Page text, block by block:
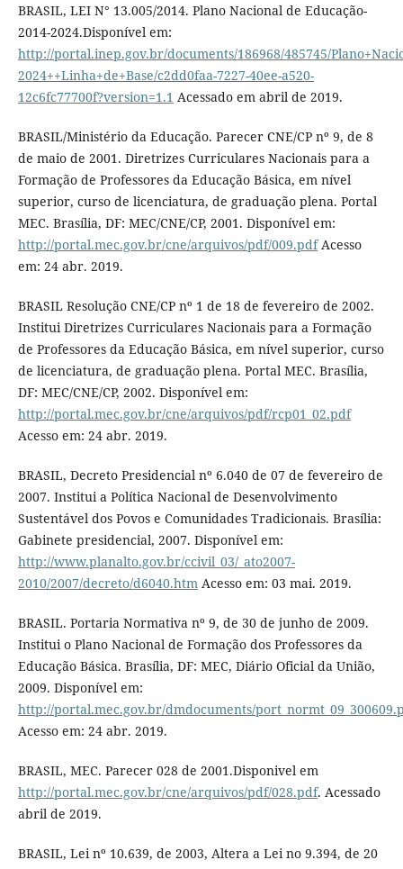
BRASIL, LEI N° 13.005/2014. Plano Nacional de Educação-
2014-2024.Disponível em:
http://portal.inep.gov.br/documents/186968/485745/
2024++Linha+de+Base/c2dd0faa-7227-40ee-a520-
12c6fc77700f?version=1.1 Acessado em abril de 2019.
BRASIL/Ministério da Educação. Parecer CNE/CP nº 9, de 8
de maio de 2001. Diretrizes Curriculares Nacionais para a
Formação de Professores da Educação Básica, em nível
superior, curso de licenciatura, de graduação plena. Portal
MEC. Brasília, DF: MEC/CNE/CP, 2001. Disponível em:
http://portal.mec.gov.br/cne/arquivos/pdf/009.pdfAcesso
em: 24 abr. 2019.
BRASIL Resolução CNE/CP nº 1 de 18 de fevereiro de 2002.
Institui Diretrizes Curriculares Nacionais para a Formação
de Professores da Educação Básica, em nível superior, curso
de licenciatura, de graduação plena. Portal MEC. Brasília,
DF: MEC/CNE/CP, 2002. Disponível em:
http://portal.mec.gov.br/cne/arquivos/pdf/rcp01_02.pdf
Acesso em: 24 abr. 2019.
BRASIL, Decreto Presidencial nº 6.040 de 07 de fevereiro de
2007. Institui a Política Nacional de Desenvolvimento
Sustentável dos Povos e Comunidades Tradicionais. Brasília:
Gabinete presidencial, 2007. Disponível em:
http://www.planalto.gov.br/ccivil_03/_ato2007-
2010/2007/decreto/d6040.htmAcesso em: 03 mai. 2019.
BRASIL. Portaria Normativa nº 9, de 30 de junho de 2009.
Institui o Plano Nacional de Formação dos Professores da
Educação Básica. Brasília, DF: MEC, Diário Oficial da União,
2009. Disponível em:
http://portal.mec.gov.br/dmdocuments/
Acesso em: 24 abr. 2019.
BRASIL, MEC. Parecer 028 de 2001.Disponivel em
http://portal.mec.gov.br/cne/arquivos/pdf/028.pdf. Acessado
abril de 2019.
BRASIL, Lei nº 10.639, de 2003, Altera a Lei no 9.394, de 20